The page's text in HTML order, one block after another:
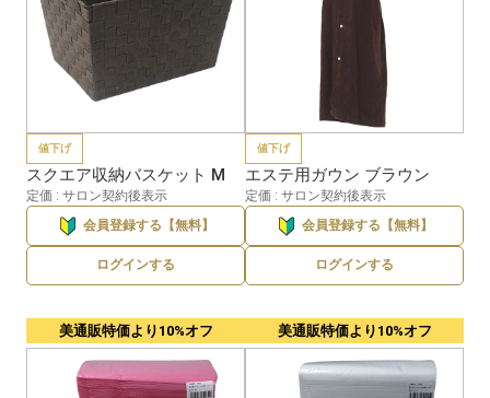
値下げ
スクエア収納バスケット M
定価 : サロン契約後表示
会員登録する【無料】
ログインする
値下げ
エステ用ガウン ブラウン
定価 : サロン契約後表示
会員登録する【無料】
ログインする
美通販特価より10%オフ 美通販特価より10%オフ